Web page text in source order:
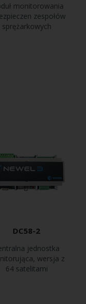
monitorowania
zespołów
sprężarkowych
DC58-2
jednostka
wersja z
64 satelitami